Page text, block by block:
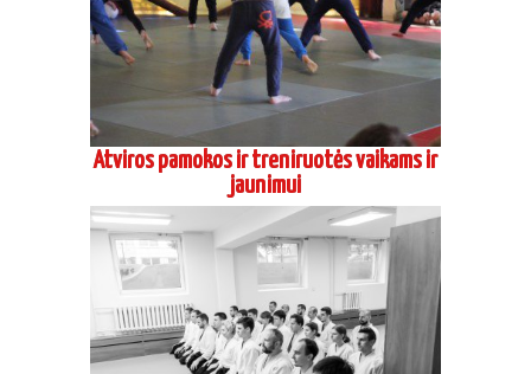
Atviros pamokos ir treniruotės vaikams ir
jaunimui